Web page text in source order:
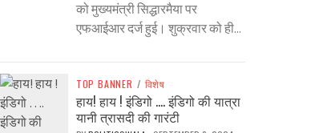
को मुख्यमंत्री सिद्धारमैया पर
एफआईआर दर्ज हुई। शुक्रवार को ही...
TOP BANNER / विशेष
हाय! हाय ! इंडिगो …. इंडिगो की यात्रा
यानी त्रासदी की गारंटी